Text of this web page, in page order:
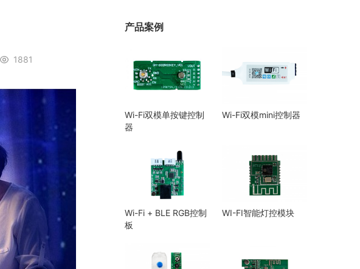
1881
产品案例
Wi-Fi双模单按键控制
器
Wi-Fi双模mini控制器
Wi-Fi + BLE RGB控制
板
WI-FI智能灯控模块